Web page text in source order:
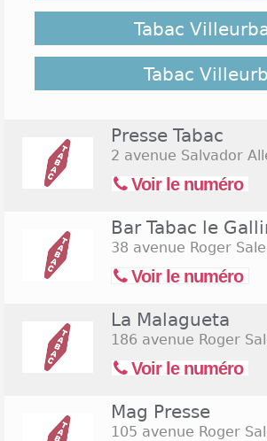
Laissez-vous inspirer par le
dans un bureau de tabac
mouvement regorge quelques
tabacs. Que vous soyez en
endroits incontournables pour
les choix que les buralistes de
la tête.
Faire de vous le fumeur le
buralistes à Villeurbanne. C'est
une grande disponibilité
aujourd'hui à des horaires
magasins de tabac qu'il
des bureaux de tabac en bas
le dimanche 9 août 2026ou
Tabac
Tabac
Presse Tabac
2 avenue Salvador
Voir le numéro
Bar Tabac le
38 avenue Roger
Voir le numéro
La Malagueta
186 avenue Roger
Voir le numéro
Mag Presse
105 avenue Roger